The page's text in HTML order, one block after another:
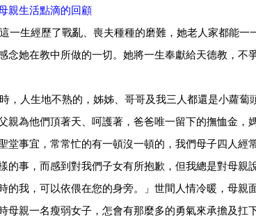
親生活點滴的回顧
生經歷了戰亂、喪夫種種的磨難，她老人家都能一
念她在教中所做的一切。她將一生奉獻給天德教，不
人生地不熟的，姊姊、哥哥及我三人都還是小蘿蔔
親為他們頂著天、呵護著，爸爸唯一留下的撫恤金，
堂事宜，常常忙的有一頓沒一頓的，我們母子四人經
的事，而感到對我們子女有所抱歉，但我總是對母親
的我，可以依偎在您的身旁。」世間人情冷暖，母親
母親一名瘦弱女子，怎會有那麼多的勇氣來承擔及扛